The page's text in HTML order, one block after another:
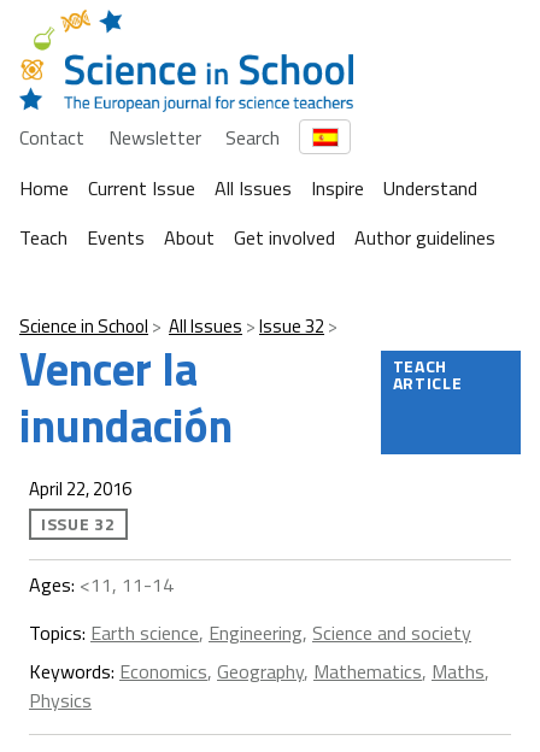
Contact Newsletter
Search
Home
Current Issue All Issues Inspire
Understand
Teach
Events About Get involved Author guidelines
Science in School All Issues Issue 32
Vencer la
inundación
TEACH
ARTICLE
April 22, 2016
ISSUE 32
Ages: <11, 11-14
Topics: Earth science, Engineering, Science and society
Keywords: Economics, Geography, Mathematics, Maths,
Physics